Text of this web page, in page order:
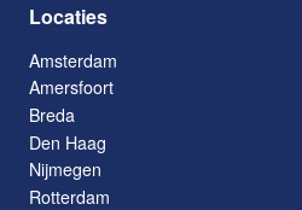
Locaties
Amsterdam
Amersfoort
Breda
Den Haag
Nijmegen
Rotterdam